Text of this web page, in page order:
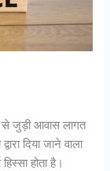
जुड़ी आवास लागत
दिया जाने वाला
होता है।